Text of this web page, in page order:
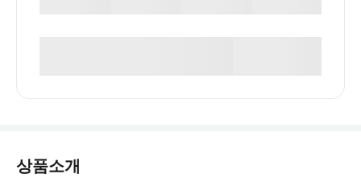
상품소개